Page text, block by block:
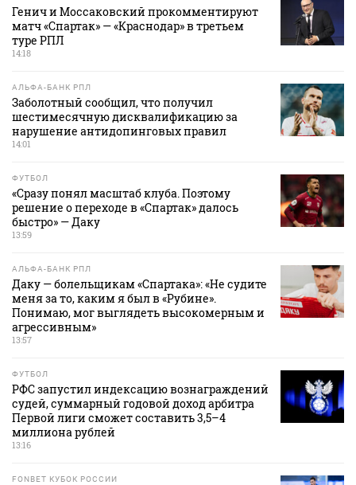
Генич и Моссаковский прокомментируют
матч «Спартак» — «Краснодар» в третьем
туре РПЛ
14:18
АЛЬФА-БАНК РПЛ
Заболотный сообщил, что получил
шестимесячную дисквалификацию за
нарушение антидопинговых правил
14:01
ФУТБОЛ
«Сразу понял масштаб клуба. Поэтому
решение о переходе в «Спартак» далось
быстро» — Даку
13:59
АЛЬФА-БАНК РПЛ
Даку — болельщикам «Спартака»: «Не судите
меня за то, каким я был в «Рубине».
Понимаю, мог выглядеть высокомерным и
агрессивным»
13:57
ФУТБОЛ
РФС запустил индексацию вознаграждений
судей, суммарный годовой доход арбитра
Первой лиги сможет составить 3,5–4
миллиона рублей
13:16
FONBET КУБОК РОССИИ